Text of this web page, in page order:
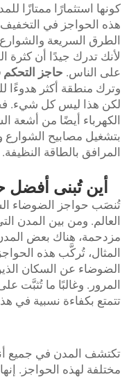
كونها استثمارًا ممتازًا
هذه الحواجز في التخفيف
الطرق السريعة والشوارع
لأنك تدرك جيدًا أن كثرة
على الناس.حاجز التحكم
وترك منطقة أكثر هدوءًا
لكن هذا ليس كل شيء.
الكهرباء أيضًا من أشعة
بتشغيل مصابيح الشوارع
المرافق بالطاقة النظيفة.
أين تُبنى أفضل
تُنصَب حواجز الضوضاء
العالم. ومن بين المدن
مزدحمة، هناك بعض المدن
المثال، تُركَّب هذه
الضوضاء عن السكان
المرور. وغالبًا ما تُثبَّت على
تتمتع بكفاءة نسبية في هذا
تكتشف المدن في جميع
مختلفة لهذه الحواجز. إنها